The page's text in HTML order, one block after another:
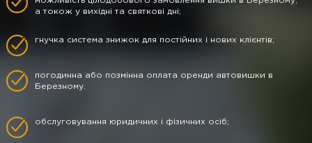
а токож у вихідні та святкові дні;
гнучка система знижок для постійних і нових клієнтів;
погодинна або позмінна оплата оренди автовишки в
Березному.
обслуговування юридичних і фізичних осіб;